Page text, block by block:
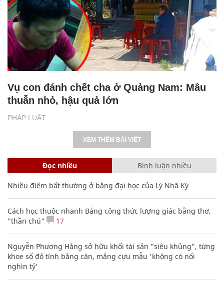
PHÁP LUẬT
Vụ con đánh chết cha ở Quảng Nam: Mâu
thuẫn nhỏ, hậu quả lớn
XEM THÊM BÀI VIẾT
Đọc nhiều Bình luận nhiều
Nhiều điểm bất thường ở bằng đại học của Lý Nhã Kỳ
Cách học thuộc nhanh Bảng công thức lượng giác bằng thơ,
"thần chú"
17
Nguyễn Phương Hằng sở hữu khối tài sản "siêu khủng", từng
khoe sổ đỏ tính bằng cân, mắng cựu mẫu 'không có nổi
nghìn tỷ'